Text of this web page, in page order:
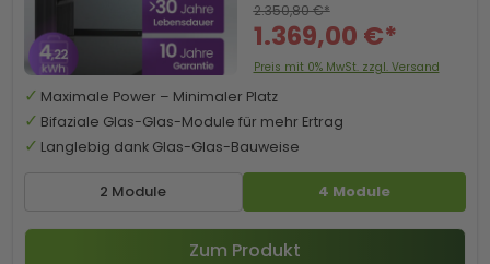
2 Module 4 Module
1.369,00 €*
2.350,80 €*
Preis mit 0% MwSt. zzgl. Versand
Maximale Power – Minimaler Platz
Bifaziale Glas-Glas-Module für mehr Ertrag
Langlebig dank Glas-Glas-Bauweise
Zum Produkt